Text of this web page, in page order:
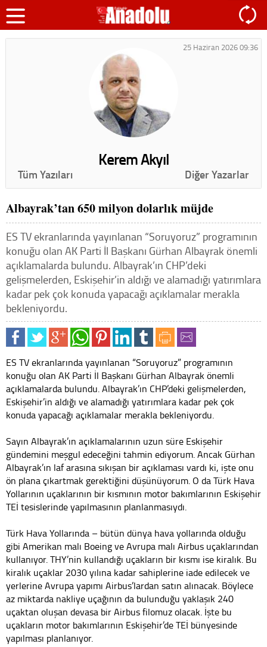
25 Haziran 2026 09:36
Kerem Akyıl
Tüm Yazıları Diğer Yazarlar
Albayrak’tan 650 milyon dolarlık müjde
ES TV ekranlarında yayınlanan “Soruyoruz” programının
konuğu olan AK Parti İl Başkanı Gürhan Albayrak önemli
açıklamalarda bulundu. Albayrak’ın CHP’deki
gelişmelerden, Eskişehir’in aldığı ve alamadığı yatırımlara
kadar pek çok konuda yapacağı açıklamalar merakla
bekleniyordu.
ES TV ekranlarında yayınlanan “Soruyoruz” programının
konuğu olan AK Parti İl Başkanı Gürhan Albayrak önemli
açıklamalarda bulundu. Albayrak’ın CHP’deki gelişmelerden,
Eskişehir’in aldığı ve alamadığı yatırımlara kadar pek çok
konuda yapacağı açıklamalar merakla bekleniyordu.
Sayın Albayrak’ın açıklamalarının uzun süre Eskişehir
gündemini meşgul edeceğini tahmin ediyorum. Ancak Gürhan
Albayrak’ın laf arasına sıkışan bir açıklaması vardı ki, işte onu
ön plana çıkartmak gerektiğini düşünüyorum. O da Türk Hava
Yollarının uçaklarının bir kısmının motor bakımlarının Eskişehir
TEİ tesislerinde yapılmasının planlanmasıydı.
Türk Hava Yollarında – bütün dünya hava yollarında olduğu
gibi Amerikan malı Boeing ve Avrupa malı Airbus uçaklarından
kullanıyor. THY’nin kullandığı uçakların bir kısmı ise kiralık. Bu
kiralık uçaklar 2030 yılına kadar sahiplerine iade edilecek ve
yerlerine Avrupa yapımı Airbus’lardan satın alınacak. Böylece
az miktarda nakliye uçağının da bulunduğu yaklaşık 240
uçaktan oluşan devasa bir Airbus filomuz olacak. İşte bu
uçakların motor bakımlarının Eskişehir’de TEİ bünyesinde
yapılması planlanıyor.